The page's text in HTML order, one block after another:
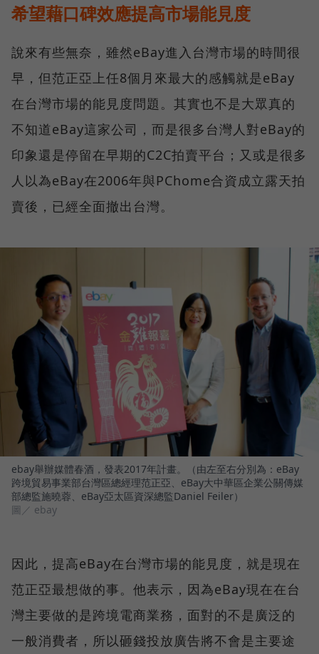
希望藉口碑效應提高市場能見度
說來有些無奈，雖然eBay進入台灣市場的時間很
早，但范正亞上任8個月來最大的感觸就是eBay
在台灣市場的能見度問題。其實也不是大眾真的
不知道eBay這家公司，而是很多台灣人對eBay的
印象還是停留在早期的C2C拍賣平台；又或是很多
人以為eBay在2006年與PChome合資成立露天拍
賣後，已經全面撤出台灣。
ebay舉辦媒體春酒，發表2017年計畫。（由左至右分別為：eBay
跨境貿易事業部台灣區總經理范正亞、eBay大中華區企業公關傳媒
部總監施曉蓉、eBay亞太區資深總監Daniel Feiler）
圖／ ebay
因此，提高eBay在台灣市場的能見度，就是現在
范正亞最想做的事。他表示，因為eBay現在在台
灣主要做的是跨境電商業務，面對的不是廣泛的
一般消費者，所以砸錢投放廣告將不會是主要途